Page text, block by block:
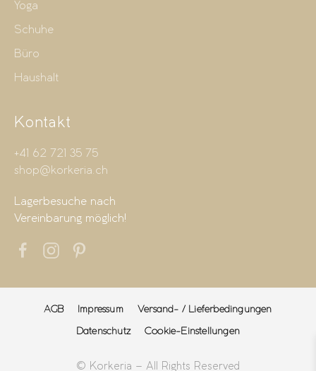
Yoga
Schuhe
Büro
Haushalt
Kontakt
+41 62 721 35 75
shop@korkeria.ch
Lagerbesuche nach
Vereinbarung möglich!
AGB Impressum
Versand- / Lieferbedingungen
Datenschutz
Cookie-Einstellungen
© Korkeria – All Rights Reserved